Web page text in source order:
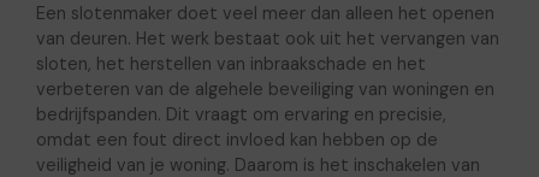
Een slotenmaker doet veel meer dan alleen het openen
van deuren. Het werk bestaat ook uit het vervangen van
sloten, het herstellen van inbraakschade en het
verbeteren van de algehele beveiliging van woningen en
bedrijfspanden. Dit vraagt om ervaring en precisie,
omdat een fout direct invloed kan hebben op de
veiligheid van je woning. Daarom is het inschakelen van